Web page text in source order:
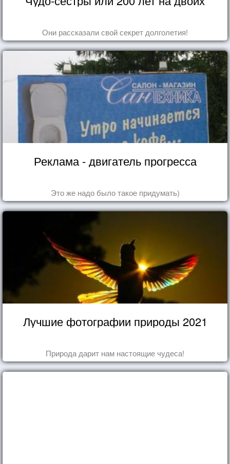
Они рассказали свой секрет долголетия!
Реклама - двигатель прогресса
Это же надо было такое придумать)
Лучшие фотографии природы 2021
Природа дарит нам настоящие чудеса!